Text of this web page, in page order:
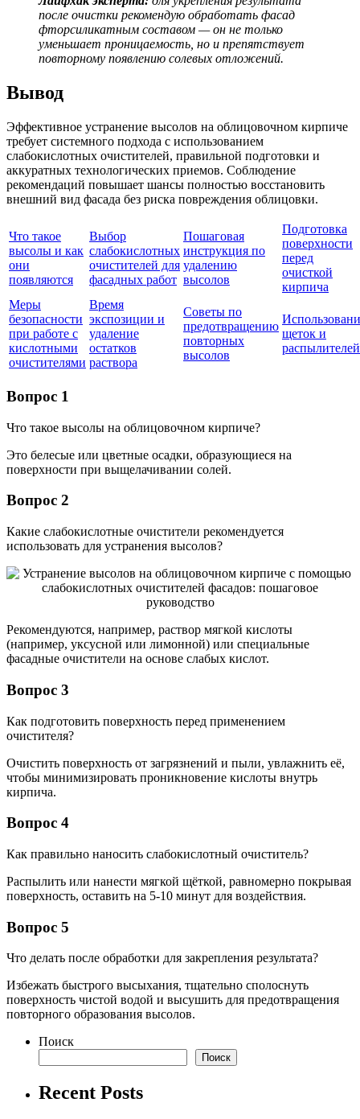
после очистки рекомендую обработать фасад
фторсиликатным составом — он не только
уменьшает проницаемость, но и препятствует
повторному появлению солевых отложений.
Вывод
Эффективное устранение высолов на облицовочном кирпиче
требует системного подхода с использованием
слабокислотных очистителей, правильной подготовки и
аккуратных технологических приемов. Соблюдение
рекомендаций повышает шансы полностью восстановить
внешний вид фасада без риска повреждения облицовки.
Что такое
высолы и как
они
появляются
Выбор
слабокислотных
очистителей для
фасадных работ
Пошаговая
инструкция по
удалению
высолов
Подготовка
поверхности
перед
очисткой
кирпича
Меры
безопасности
при работе с
кислотными
очистителями
Время
экспозиции и
удаление
остатков
раствора
Советы по
предотвращению
повторных
высолов
щеток и
распылителей
Вопрос 1
Что такое высолы на облицовочном кирпиче?
Это белесые или цветные осадки, образующиеся на
поверхности при выщелачивании солей.
Вопрос 2
Какие слабокислотные очистители рекомендуется
использовать для устранения высолов?
Рекомендуются, например, раствор мягкой кислоты
(например, уксусной или лимонной) или специальные
фасадные очистители на основе слабых кислот.
Вопрос 3
Как подготовить поверхность перед применением
очистителя?
Очистить поверхность от загрязнений и пыли, увлажнить её,
чтобы минимизировать проникновение кислоты внутрь
кирпича.
Вопрос 4
Как правильно наносить слабокислотный очиститель?
Распылить или нанести мягкой щёткой, равномерно покрывая
поверхность, оставить на 5-10 минут для воздействия.
Вопрос 5
Что делать после обработки для закрепления результата?
Избежать быстрого высыхания, тщательно сполоснуть
поверхность чистой водой и высушить для предотвращения
повторного образования высолов.
Поиск
Поиск
Recent Posts